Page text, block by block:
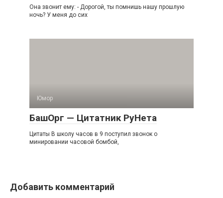
Она звонит ему: - Дорогой, ты помнишь нашу прошлую
ночь? У меня до сих
Юмор
БашОрг — Цитатник РуНета
Цитаты В школу часов в 9 поступил звонок о
минировании часовой бомбой,
Добавить комментарий